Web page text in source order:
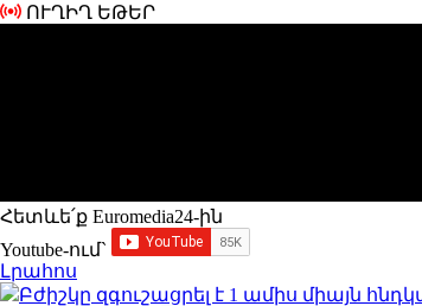
ՈՒՂԻՂ ԵԹԵՐ
Հետևե՛ք Euromedia24-ին
Youtube-ում`
Լրահոս
Բժիշկը զգուշացրել է 1 ամիս միայն